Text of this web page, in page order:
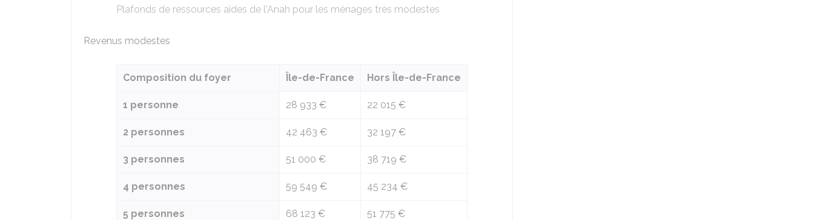
Plafonds de ressources aides de l'Anah pour les ménages très modestes
Revenus modestes
Composition du foyer Île-de-France Hors Île-de-France
1 personne 28 933 € 22 015 €
2 personnes 42 463 € 32 197 €
3 personnes 51 000 € 38 719 €
4 personnes 59 549 € 45 234 €
5 personnes 68 123 € 51 775 €